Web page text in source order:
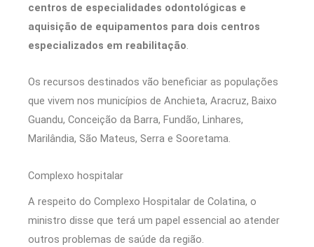
centros de especialidades odontológicas e
aquisição de equipamentos para dois centros
especializados em reabilitação.
Os recursos destinados vão beneficiar as populações
que vivem nos municípios de Anchieta, Aracruz, Baixo
Guandu, Conceição da Barra, Fundão, Linhares,
Marilândia, São Mateus, Serra e Sooretama.
Complexo hospitalar
A respeito do Complexo Hospitalar de Colatina, o
ministro disse que terá um papel essencial ao atender
outros problemas de saúde da região.